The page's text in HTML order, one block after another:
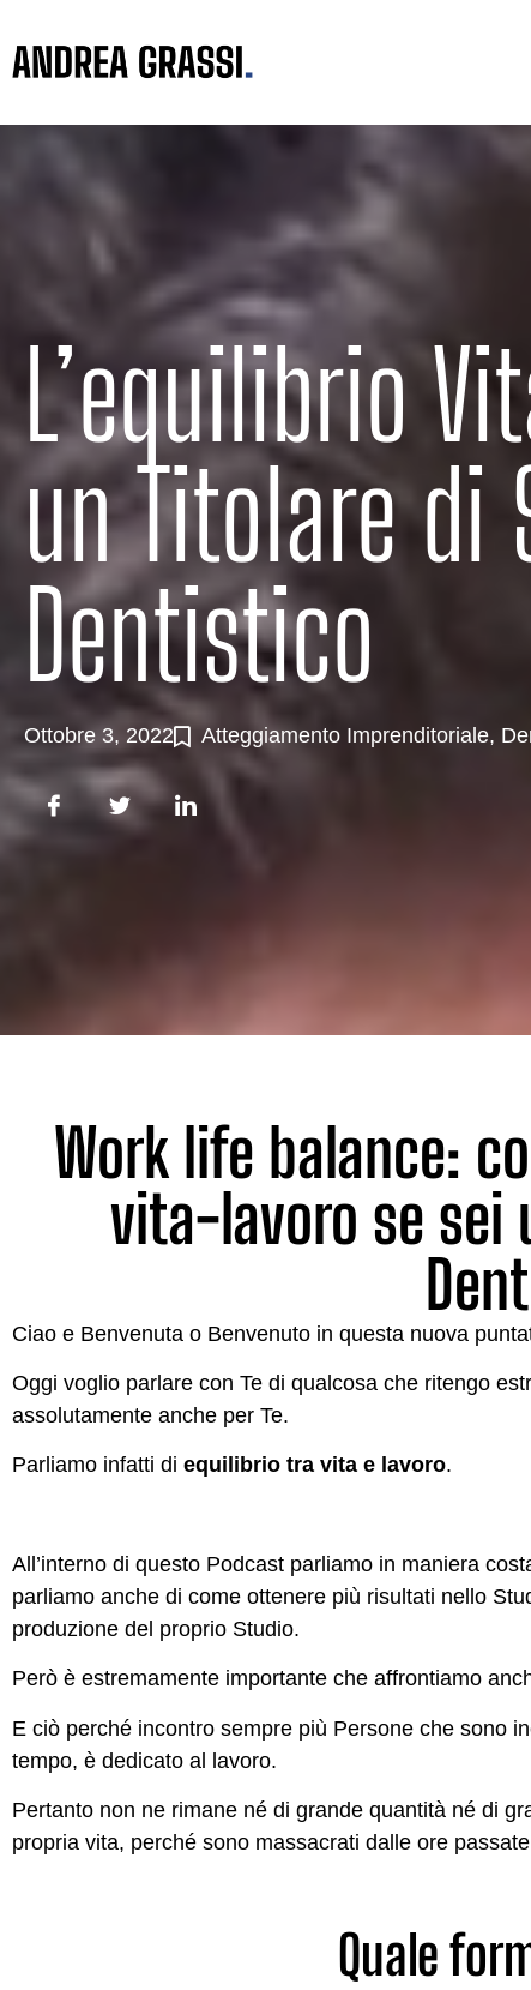
L’equilibrio
un Titolare di
Dentistico
Ottobre 3, 2022 Atteggiamento Imprenditoriale,
Work life balance:
vita-lavoro se sei
Ciao e Benvenuta o Benvenuto in questa nuova
Oggi voglio parlare con Te di qualcosa che ritengo
assolutamente anche per Te.
Parliamo infatti di equilibrio tra vita e lavoro.
All’interno di questo Podcast parliamo in maniera
parliamo anche di come ottenere più risultati nello
produzione del proprio Studio.
Però è estremamente importante che affrontiamo
E ciò perché incontro sempre più Persone che sono
tempo, è dedicato al lavoro.
Pertanto non ne rimane né di grande quantità né di
propria vita, perché sono massacrati dalle ore
Quale